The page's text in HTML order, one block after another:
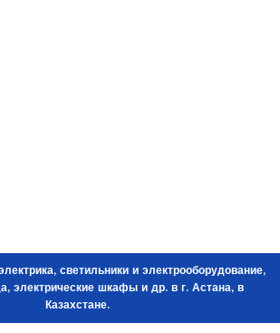
светильники и электрооборудование,
электрические шкафы и др. в г. Астана, в
Казахстане.